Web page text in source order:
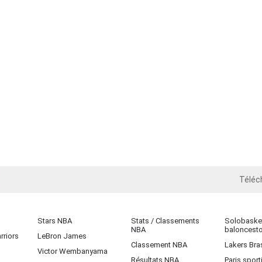
iOS
Stars NBA
LeBron James
Victor Wembanyama
Stats / Classements
NBA
Classement NBA
Résultats NBA
baloncesto
Lakers
Paris